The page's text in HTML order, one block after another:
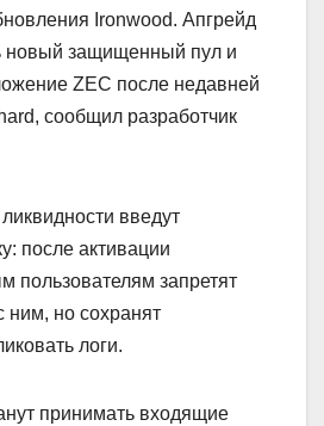
Ironwood. Апгрейд
новый защищенный пул и
ZEC после недавней
сообщил разработчик
введут
после активации
пользователям запретят
ним, но сохранят
логи.
принимать входящие